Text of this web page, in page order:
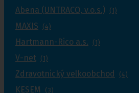
Abena (UNTRACO, v.o.s.) (1)
MAXIS (4)
Hartmann-Rico a.s. (1)
V-net (1)
Zdravotnický velkoobchod (4)
KESEM (3)